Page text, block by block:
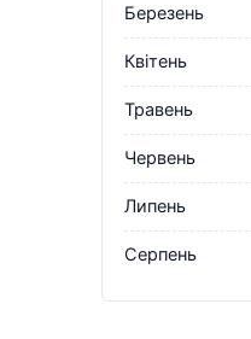
Березень
Квітень
Травень
Червень
Липень
Серпень